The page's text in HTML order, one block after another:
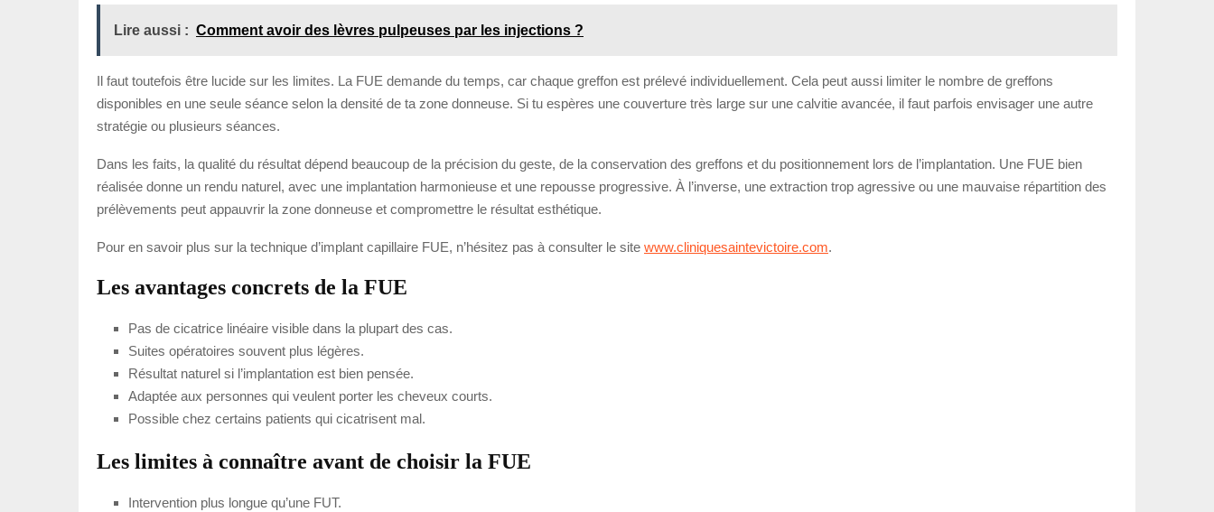
Lire aussi : Comment avoir des lèvres pulpeuses par les injections ?
Il faut toutefois être lucide sur les limites. La FUE demande du temps, car chaque greffon est prélevé individuellement. Cela peut aussi limiter le nombre de greffons
disponibles en une seule séance selon la densité de ta zone donneuse. Si tu espères une couverture très large sur une calvitie avancée, il faut parfois envisager une autre
stratégie ou plusieurs séances.
Dans les faits, la qualité du résultat dépend beaucoup de la précision du geste, de la conservation des greffons et du positionnement lors de l’implantation. Une FUE bien
réalisée donne un rendu naturel, avec une implantation harmonieuse et une repousse progressive. À l’inverse, une extraction trop agressive ou une mauvaise répartition des
prélèvements peut appauvrir la zone donneuse et compromettre le résultat esthétique.
Pour en savoir plus sur la technique d’implant capillaire FUE, n’hésitez pas à consulter le site www.cliniquesaintevictoire.com.
Les avantages concrets de la FUE
Pas de cicatrice linéaire visible dans la plupart des cas.
Suites opératoires souvent plus légères.
Résultat naturel si l’implantation est bien pensée.
Adaptée aux personnes qui veulent porter les cheveux courts.
Possible chez certains patients qui cicatrisent mal.
Les limites à connaître avant de choisir la FUE
Intervention plus longue qu’une FUT.